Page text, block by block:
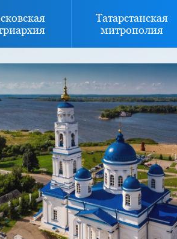
Татарстанская
митрополия